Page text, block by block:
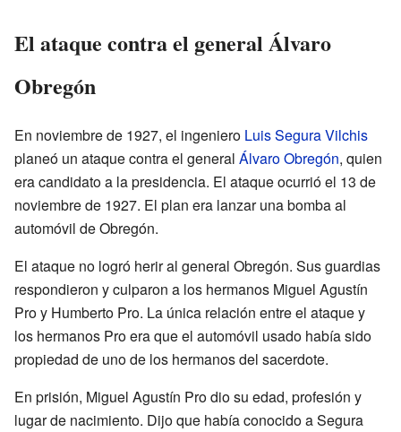
El ataque contra el general Álvaro
Obregón
En noviembre de 1927, el ingeniero Luis Segura Vilchis
planeó un ataque contra el general Álvaro Obregón, quien
era candidato a la presidencia. El ataque ocurrió el 13 de
noviembre de 1927. El plan era lanzar una bomba al
automóvil de Obregón.
El ataque no logró herir al general Obregón. Sus guardias
respondieron y culparon a los hermanos Miguel Agustín
Pro y Humberto Pro. La única relación entre el ataque y
los hermanos Pro era que el automóvil usado había sido
propiedad de uno de los hermanos del sacerdote.
En prisión, Miguel Agustín Pro dio su edad, profesión y
lugar de nacimiento. Dijo que había conocido a Segura